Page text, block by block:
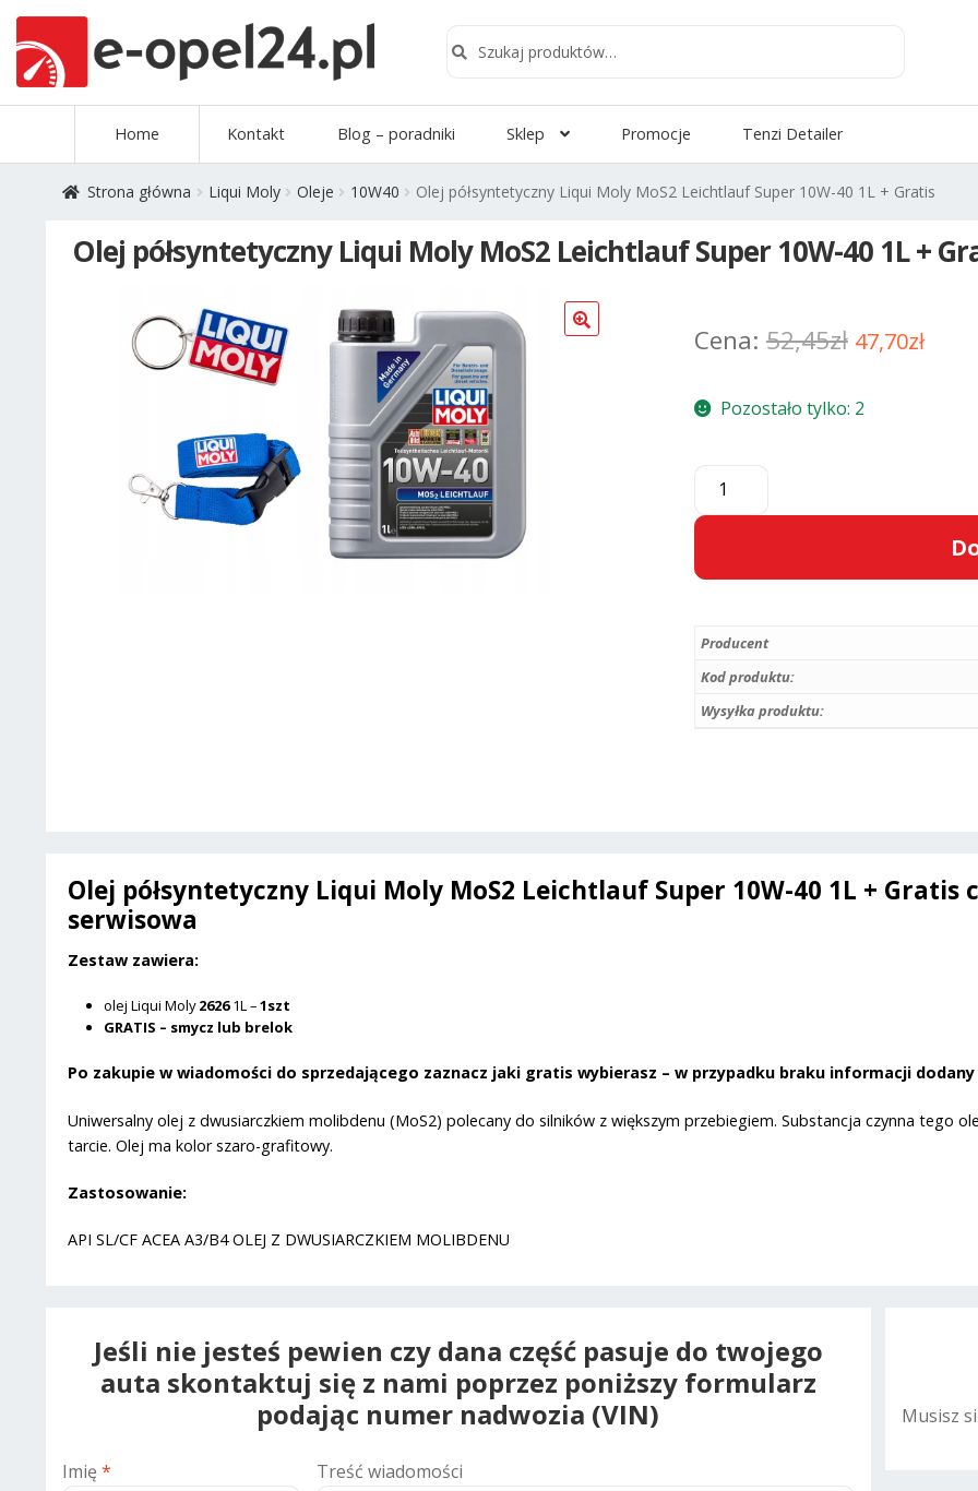
Home Kontakt Blog – poradniki Sklep Promocje Tenzi Detailer
Strona główna Liqui Moly Oleje 10W40 Olej półsyntetyczny Liqui Moly MoS2 Leichtlauf Super 10W-40 1L + Gratis
Olej półsyntetyczny Liqui Moly MoS2 Leichtlauf Super 10W-40 1L +
52,45zł Pierwotna
wynosiła:
47,70zł
Pozostało tylko: 2
ilość
Olej
półsyntetyczny
Moly
Leichtlauf
Super
40
e
:
Producent
Kod produktu:
Wysyłka produktu:
Olej półsyntetyczny Liqui Moly MoS2 Leichtlauf Super 10W-40 1L +
serwisowa
Zestaw zawiera:
olej Liqui Moly26261L –1szt
GRATIS – smycz lub brelok
Po zakupie w wiadomości do sprzedającego zaznacz jaki gratis wybierasz – w przypadku braku informacji
Uniwersalny olej z dwusiarczkiem molibdenu (MoS2) polecany do silników z większym przebiegiem. Substancja czynna tego
tarcie. Olej ma kolor szaro-grafitowy.
Zastosowanie:
API SL/CF ACEA A3/B4 OLEJ Z DWUSIARCZKIEM MOLIBDENU
Jeśli nie jesteś pewien czy dana część pasuje do twojego
auta skontaktuj się z nami poprzez poniższy formularz
podając numer nadwozia (VIN)
Imię * Treść wiadomości
Musisz